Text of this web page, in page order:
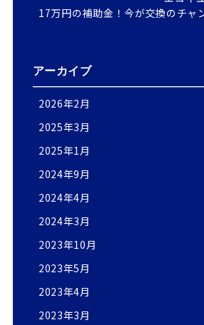
17万円の補助金！今が交換のチャ
アーカイブ
2026年2月
2025年3月
2025年1月
2024年9月
2024年4月
2024年3月
2023年10月
2023年5月
2023年4月
2023年3月